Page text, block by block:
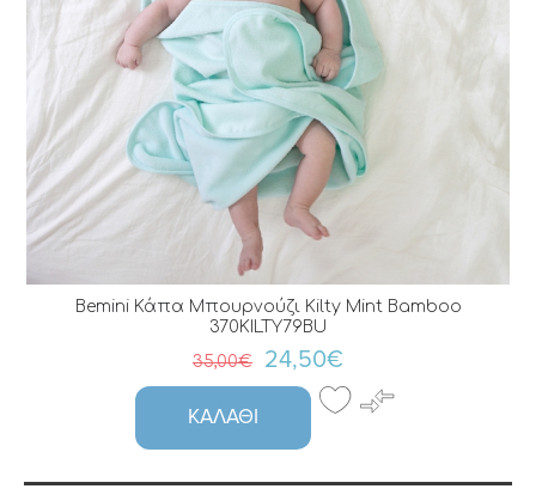
Bemini Κάπα Μπουρνούζι Kilty Mint Bamboo
370KILTY79BU
35,00€
24,50€
ΚΑΛΆΘΙ